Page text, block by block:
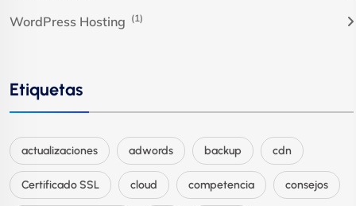
WordPress Hosting (1)
Etiquetas
actualizaciones adwords backup cdn
Certificado SSL cloud competencia consejos